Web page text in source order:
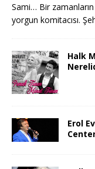
Sami… Bir
yorgun komitacısı.
Halk
Erol